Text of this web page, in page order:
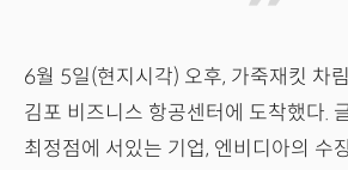
6월 5일(현지시각) 오후, 가죽재킷 차
김포 비즈니스 항공센터에 도착했다.
최정점에 서있는 기업, 엔비디아의 수